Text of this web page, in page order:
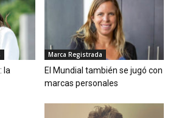
la
Marca Registrada
El Mundial también se jugó con
marcas personales